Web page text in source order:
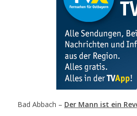
Bad Abbach – Der Mann ist ein